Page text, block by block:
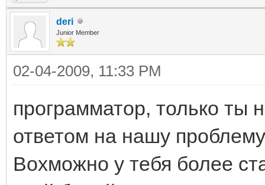
deri
Junior Member
02-04-2009, 11:33 PM
программатор, только ты
ответом на нашу
Вохможно у тебя более